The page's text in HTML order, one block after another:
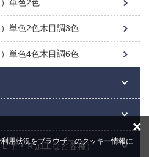
単色2色
単色2色木目調3色
単色4色木目調6色
字・Ｒ加工など各種）
用状況をブラウザーのクッキー情報に
×